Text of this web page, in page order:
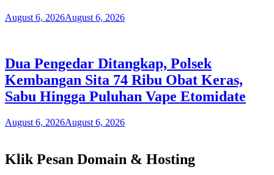
August 6, 2026August 6, 2026
Dua Pengedar Ditangkap, Polsek
Kembangan Sita 74 Ribu Obat Keras,
Sabu Hingga Puluhan Vape Etomidate
August 6, 2026August 6, 2026
Klik Pesan Domain & Hosting